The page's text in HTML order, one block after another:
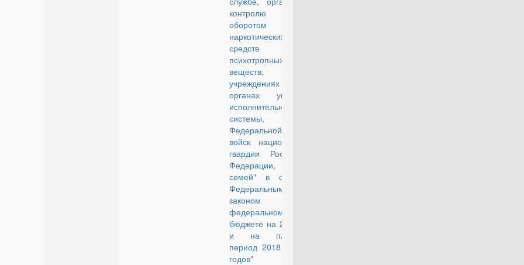
контролю за
оборотом
наркотических
средств и
психотропных
веществ,
учреждениях и
органах уголовно-
исполнительной
системы,
Федеральной службе
войск национальной
гвардии Российской
Федерации, и их
семей" в связи с
Федеральным
законом "О
федеральном
бюджете на 2017 год
и на плановый
период 2018 и 2019
годов"